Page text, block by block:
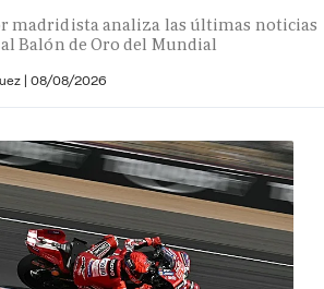
madridista analiza las últimas noticias
Balón de Oro del Mundial
| 08/08/2026